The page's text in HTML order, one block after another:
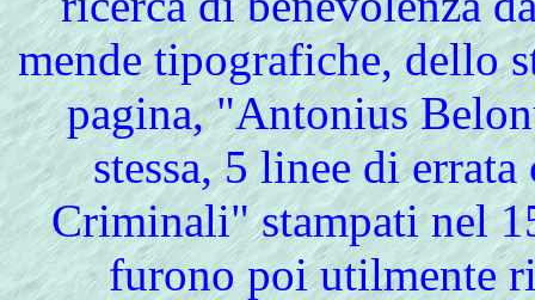
mende tipografiche, dello
pagina, "Antonius
stessa, 5 linee di
Criminali" stampati nel
furono poi utilmente